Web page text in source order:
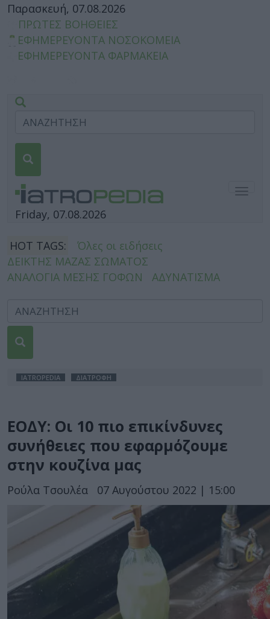
Παρασκευή, 07.08.2026
ΠΡΩΤΕΣ ΒΟΗΘΕΙΕΣ
ΕΦΗΜΕΡΕΥΟΝΤΑ ΝΟΣΟΚΟΜΕΙΑ
ΕΦΗΜΕΡΕΥΟΝΤΑ ΦΑΡΜΑΚΕΙΑ
Friday, 07.08.2026
HOT TAGS:
Όλες οι ειδήσεις
ΔΕΙΚΤΗΣ ΜΑΖΑΣ ΣΩΜΑΤΟΣ
ΑΝΑΛΟΓΙΑ ΜΕΣΗΣ ΓΟΦΩΝ
ΑΔΥΝΑΤΙΣΜΑ
IATROPEDIA ΔΙΑΤΡΟΦΗ
ΕΟΔΥ: Οι 10 πιο επικίνδυνες
συνήθειες που εφαρμόζουμε
στην κουζίνα μας
Ρούλα Τσουλέα 07 Αυγούστου 2022 | 15:00